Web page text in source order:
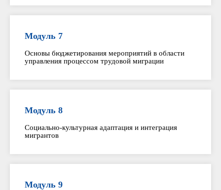
Модуль 7
Основы бюджетирования мероприятий в области
управления процессом трудовой миграции
Модуль 8
Социально-культурная адаптация и интеграция
мигрантов
Модуль 9